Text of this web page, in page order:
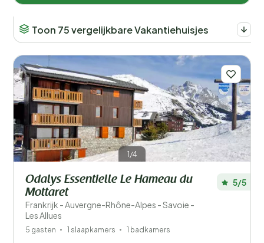
Toon 75 vergelijkbare Vakantiehuisjes
1/4
Odalys Essentielle Le Hameau du
Mottaret
Frankrijk - Auvergne-Rhône-Alpes - Savoie -
Les Allues
5/5
5 gasten 1 slaapkamers 1 badkamers